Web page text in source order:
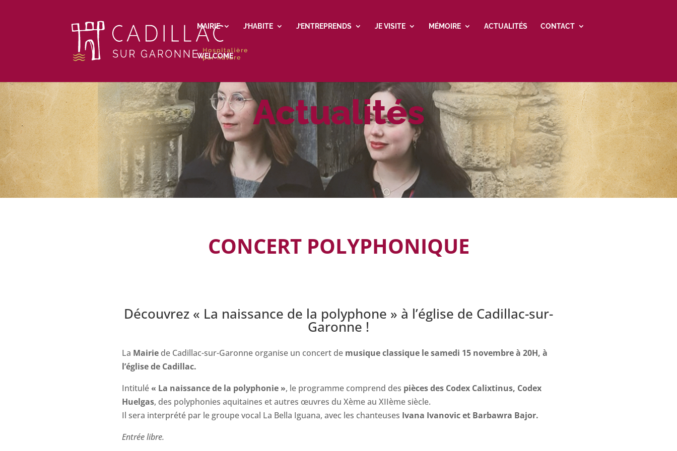
MAIRIE J’HABITE J’ENTREPRENDS JE VISITE MÉMOIRE ACTUALITÉS CONTACT
WELCOME
Actualités
CONCERT POLYPHONIQUE
Découvrez « La naissance de la polyphone » à l’église de Cadillac-sur-
Garonne !
La Mairiede Cadillac-sur-Garonne organise un concert de musique classique le samedi 15 novembre à 20H, à
l’église de Cadillac.
Intitulé« La naissance de la polyphonie », le programme comprend des pièces des Codex Calixtinus, Codex
Huelgas, des polyphonies aquitaines et autres œuvres du Xème au XIIème siècle.
Il sera interprété par le groupe vocal La Bella Iguana, avec les chanteuses Ivana Ivanovic et Barbawra Bajor.
Entrée libre.